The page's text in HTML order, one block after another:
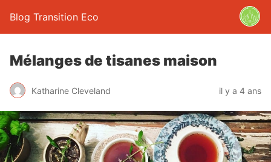
Blog Transition Eco
Mélanges de tisanes maison
Katharine Cleveland il y a 4 ans